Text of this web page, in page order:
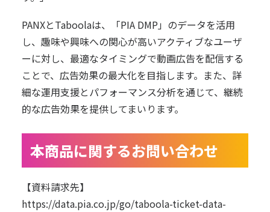
PANXとTaboolaは、「PIA DMP」のデータを活用
し、趣味や興味への関心が高いアクティブなユーザ
ーに対し、最適なタイミングで動画広告を配信する
ことで、広告効果の最大化を目指します。また、詳
細な運用支援とパフォーマンス分析を通じて、継続
的な広告効果を提供してまいります。
本商品に関するお問い合わせ
【資料請求先】
https://data.pia.co.jp/go/taboola-ticket-data-